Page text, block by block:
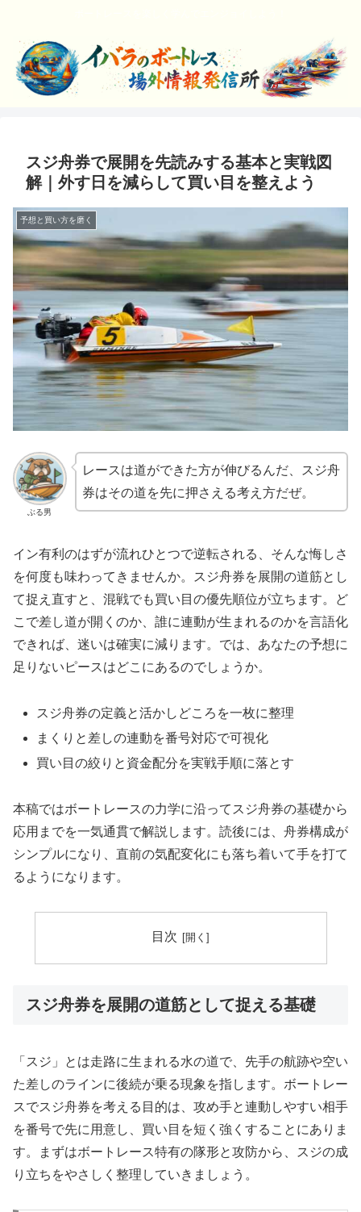
スジ舟券で展開を先読みする基本と実戦図
解｜外す日を減らして買い目を整えよう
予想と買い方を磨く
ぶる男
レースは道ができた方が伸びるんだ、スジ舟
券はその道を先に押さえる考え方だぜ。
イン有利のはずが流れひとつで逆転される、そんな悔しさ
を何度も味わってきませんか。スジ舟券を展開の道筋とし
て捉え直すと、混戦でも買い目の優先順位が立ちます。ど
こで差し道が開くのか、誰に連動が生まれるのかを言語化
できれば、迷いは確実に減ります。では、あなたの予想に
足りないピースはどこにあるのでしょうか。
スジ舟券の定義と活かしどころを一枚に整理
まくりと差しの連動を番号対応で可視化
買い目の絞りと資金配分を実戦手順に落とす
本稿ではボートレースの力学に沿ってスジ舟券の基礎から
応用までを一気通貫で解説します。読後には、舟券構成が
シンプルになり、直前の気配変化にも落ち着いて手を打て
るようになります。
目次
スジ舟券を展開の道筋として捉える基礎
「スジ」とは走路に生まれる水の道で、先手の航跡や空い
た差しのラインに後続が乗る現象を指します。ボートレー
スでスジ舟券を考える目的は、攻め手と連動しやすい相手
を番号で先に用意し、買い目を短く強くすることにありま
す。まずはボートレース特有の隊形と攻防から、スジの成
り立ちをやさしく整理していきましょう。